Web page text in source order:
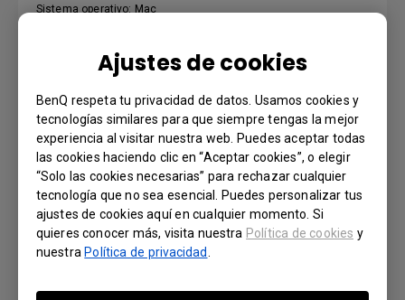
Ajustes de cookies
BenQ respeta tu privacidad de datos. Usamos cookies y
tecnologías similares para que siempre tengas la mejor
experiencia al visitar nuestra web. Puedes aceptar todas
las cookies haciendo clic en “Aceptar cookies”, o elegir
“Solo las cookies necesarias” para rechazar cualquier
tecnología que no sea esencial. Puedes personalizar tus
ajustes de cookies aquí en cualquier momento. Si
quieres conocer más, visita nuestra Política de cookies y
nuestra Política de privacidad
Sistema operativo: Mac
Previsualizar | Descargar
Additional Driver to Support
Gesture_Mac_OS_10.8-10.13
Versión : v06.00_771
Sistema operativo: Mac